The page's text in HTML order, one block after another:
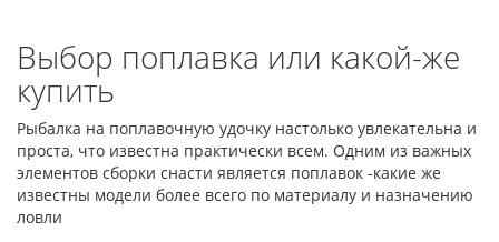
Выбор поплавка или какой-же
купить
Рыбалка на поплавочную удочку настолько увлекательна и
проста, что известна практически всем. Одним из важных
элементов сборки снасти является поплавок -какие же
известны модели более всего по материалу и назначению
ловли